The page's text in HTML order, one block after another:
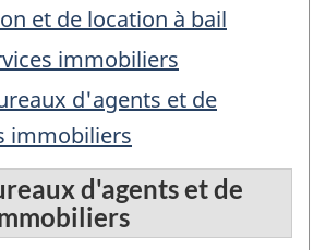
et de location à bail
immobiliers
d'agents et de
immobiliers
d'agents et de